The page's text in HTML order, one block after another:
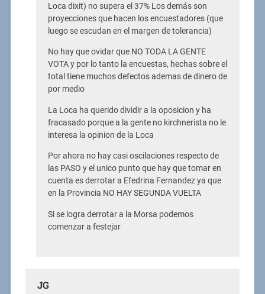
Loca dixit) no supera el 37% Los demás son
proyecciones que hacen los encuestadores (que
luego se escudan en el margen de tolerancia)
No hay que ovidar que NO TODA LA GENTE
VOTA y por lo tanto la encuestas, hechas sobre el
total tiene muchos defectos ademas de dinero de
por medio
La Loca ha querido dividir a la oposicion y ha
fracasado porque a la gente no kirchnerista no le
interesa la opinion de la Loca
Por ahora no hay casi oscilaciones respecto de
las PASO y el unico punto que hay que tomar en
cuenta es derrotar a Efedrina Fernandez ya que
en la Provincia NO HAY SEGUNDA VUELTA
Si se logra derrotar a la Morsa podemos
comenzar a festejar
JG